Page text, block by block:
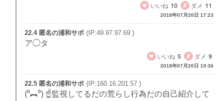
いいね 10 ダメ 11
2018年07月20日 17:23
22.4 匿名の浦和サポ (IP:49.97.97.69 )
ア◯タ
いいね 5 ダメ 9
2018年07月20日 19:36
22.5 匿名の浦和サポ (IP:160.16.201.57 )
(⁰︻⁰) ☝監視してるだの荒らし行為だの自己紹介して